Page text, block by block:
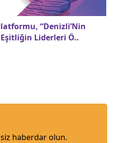
“Denizli’Nin
Liderleri Ö..
haberdar olun.